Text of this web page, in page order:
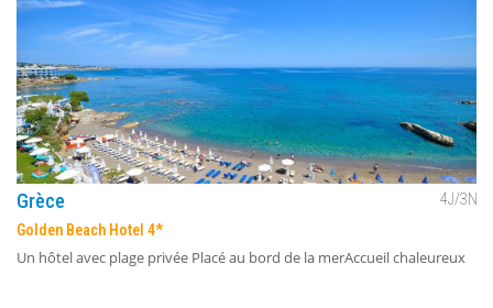
Grèce 4J/3N
Golden Beach Hotel 4*
Un hôtel avec plage privée Placé au bord de la merAccueil chaleureux